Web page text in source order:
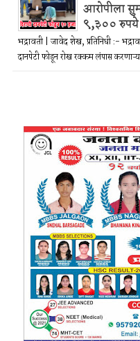
आरोपीला
९,३०० रुपये
भद्रावती | जावेद शेख, प्रतिनिधी :-
दानपेटी फोडून रोख रक्कम लंपास